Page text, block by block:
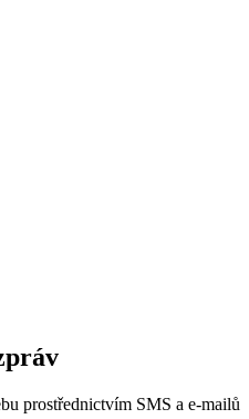
prostřednictvím SMS a e-mailů